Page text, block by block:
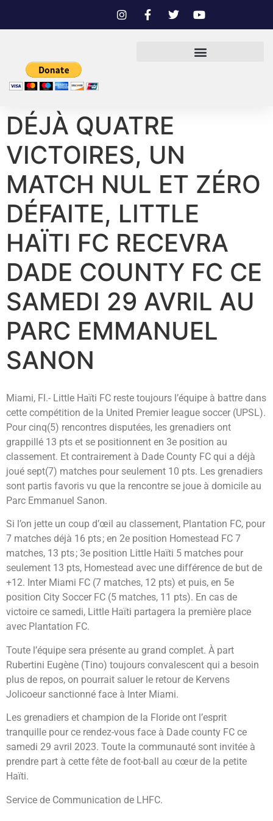
DÉJÀ QUATRE
VICTOIRES, UN
MATCH NUL ET ZÉRO
DÉFAITE, LITTLE
HAÏTI FC RECEVRA
DADE COUNTY FC CE
SAMEDI 29 AVRIL AU
PARC EMMANUEL
SANON
Miami, Fl.- Little Haïti FC reste toujours l’équipe à battre dans
cette compétition de la United Premier league soccer (UPSL).
Pour cinq(5) rencontres disputées, les grenadiers ont
grappillé 13 pts et se positionnent en 3e position au
classement. Et contrairement à Dade County FC qui a déjà
joué sept(7) matches pour seulement 10 pts. Les grenadiers
sont partis favoris vu que la rencontre se joue à domicile au
Parc Emmanuel Sanon.
Si l’on jette un coup d’œil au classement, Plantation FC, pour
7 matches déjà 16 pts ; en 2e position Homestead FC 7
matches, 13 pts ; 3e position Little Haïti 5 matches pour
seulement 13 pts, Homestead avec une différence de but de
+12. Inter Miami FC (7 matches, 12 pts) et puis, en 5e
position City Soccer FC (5 matches, 11 pts). En cas de
victoire ce samedi, Little Haïti partagera la première place
avec Plantation FC.
Toute l’équipe sera présente au grand complet. À part
Rubertini Eugène (Tino) toujours convalescent qui a besoin
plus de repos, on pourrait saluer le retour de Kervens
Jolicoeur sanctionné face à Inter Miami.
Les grenadiers et champion de la Floride ont l’esprit
tranquille pour ce rendez-vous face à Dade county FC ce
samedi 29 avril 2023. Toute la communauté sont invitée à
prendre part à cette fête de foot-ball au cœur de la petite
Haïti.
Service de Communication de LHFC.